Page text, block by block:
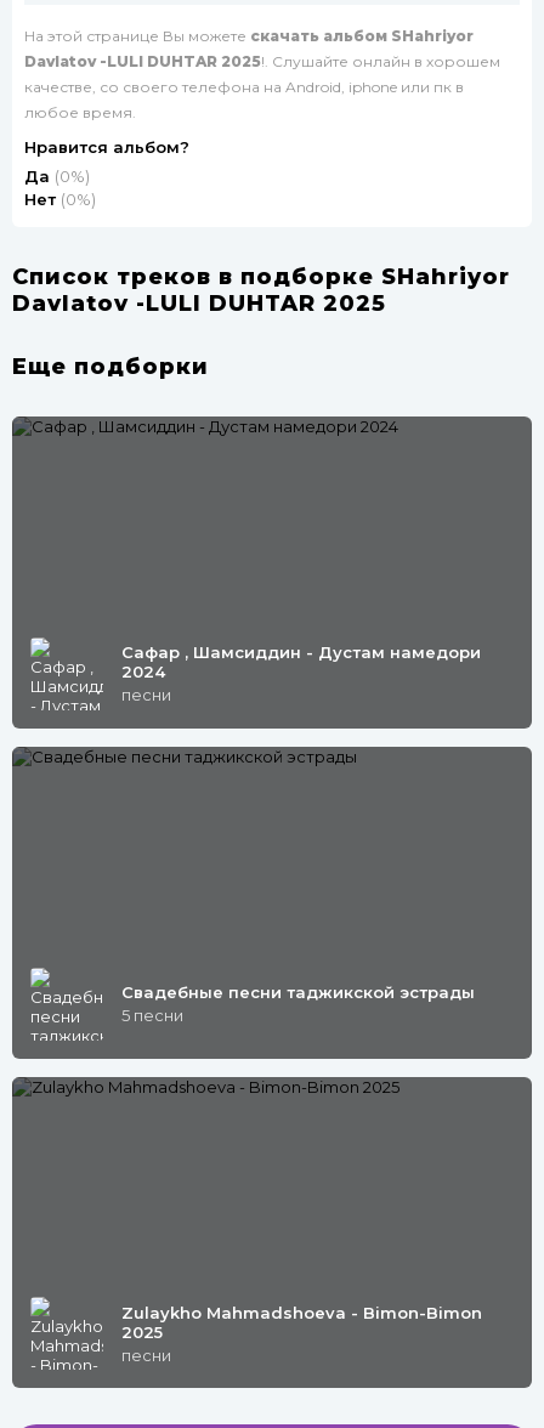
На этой странице Вы можете скачать альбом SHahriyor
Davlatov -LULI DUHTAR 2025!. Слушайте онлайн в хорошем
качестве, со своего телефона на Android, iphone или пк в
любое время.
Нравится альбом?
Да (0%)
Нет (0%)
Список треков в подборке SHahriyor
Davlatov -LULI DUHTAR 2025
Еще подборки
Сафар , Шамсиддин - Дустам намедори
2024
песни
Свадебные песни таджикской эстрады
5 песни
Zulaykho Mahmadshoeva - Bimon-Bimon
2025
песни